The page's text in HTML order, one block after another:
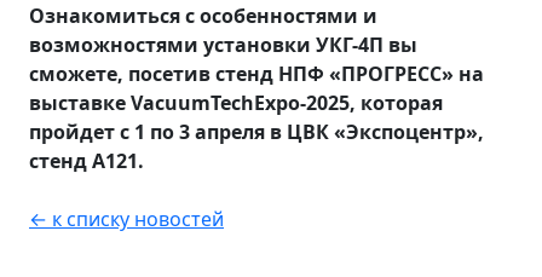
Ознакомиться с особенностями и
возможностями установки УКГ-4П вы
сможете, посетив стенд НПФ «ПРОГРЕСС» на
выставке VacuumTechExpo-2025, которая
пройдет с 1 по 3 апреля в ЦВК «Экспоцентр»,
стенд А121.
← к списку новостей